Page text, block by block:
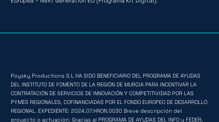
Poysky Productions S.L HA SIDO BENEFICIARIO DEL PROGRAMA DE AYUDAS
DEL INSTITUTO DE FOMENTO DE LA REGIÓN DE MURCIA PARA INCENTIVAR LA
CONTRATACIÓN DE SERVICIOS DE INNOVACIÓN Y COMPETITIVIDAD POR LAS
PYMES REGIONALES, COFINANCIADAS POR EL FONDO EUROPEO DE DESARROLLO
REGIONAL. EXPEDIENTE: 2024.07.HRON.0030 Breve descripción del
proyecto o actuación: Gracias al PROGRAMA DE AYUDAS DEL INFO y FEDER,